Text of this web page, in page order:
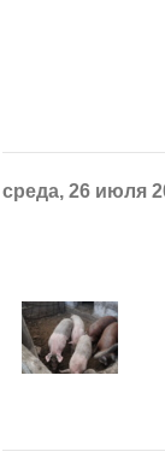
среда, 26 июля